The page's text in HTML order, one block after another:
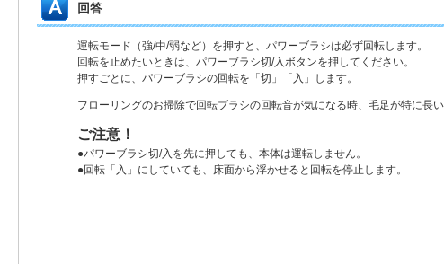
回答
運転モード（強/中/弱など）を押すと、パワーブラシは必ず回転します。
回転を止めたいときは、パワーブラシ切/入ボタンを押してください。
押すごとに、パワーブラシの回転を「切」「入」します。
フローリングのお掃除で回転ブラシの回転音が気になる時、毛足が特に
ご注意！
●パワーブラシ切/入を先に押しても、本体は運転しません。
●回転「入」にしていても、床面から浮かせると回転を停止します。